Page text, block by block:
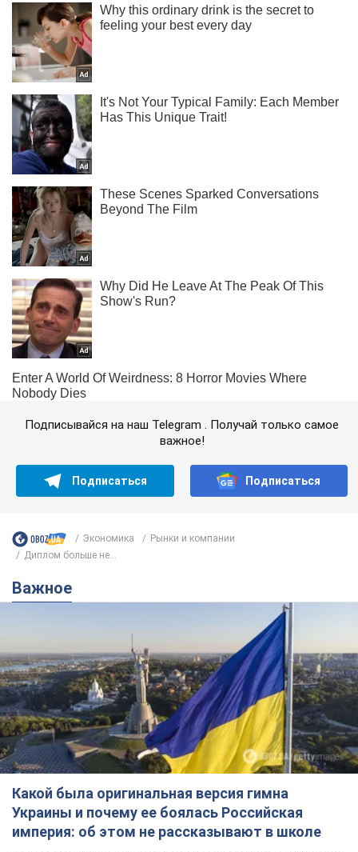
Подписывайся на наш Telegram . Получай только самое
важное!
Подписаться Подписаться
Экономика
Рынки и компании
Диплом больше не...
Важное
Какой была оригинальная версия гимна
Украины и почему ее боялась Российская
империя: об этом не рассказывают в школе